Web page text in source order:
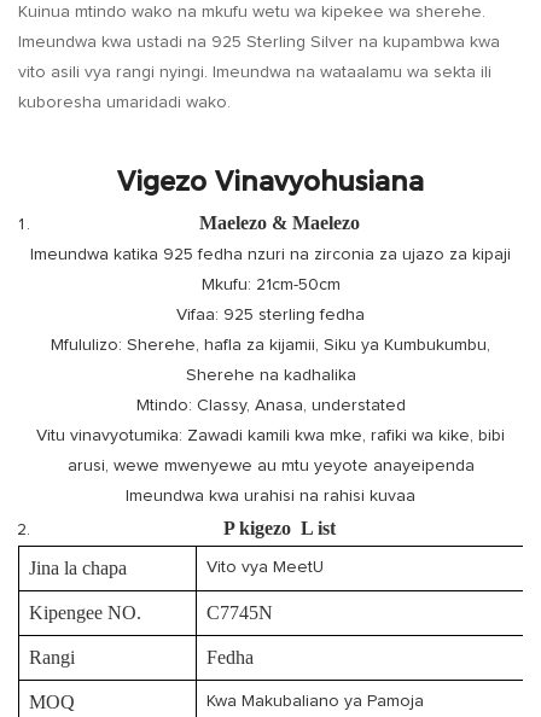
Kuinua mtindo wako na mkufu wetu wa kipekee wa sherehe.
Imeundwa kwa ustadi na 925 Sterling Silver na kupambwa kwa
vito asili vya rangi nyingi. Imeundwa na wataalamu wa sekta ili
kuboresha umaridadi wako.
Vigezo Vinavyohusiana
Maelezo & Maelezo
Imeundwa katika 925 fedha nzuri na zirconia za ujazo za kipaji
Mkufu: 21cm-50cm
Vifaa: 925 sterling fedha
Mfululizo: Sherehe, hafla za kijamii, Siku ya Kumbukumbu,
Sherehe na kadhalika
Mtindo: Classy, ​​Anasa, understated
Vitu vinavyotumika: Zawadi kamili kwa mke, rafiki wa kike, bibi
arusi, wewe mwenyewe au mtu yeyote anayeipenda
Imeundwa kwa urahisi na rahisi kuvaa
Pkigezo List
Jina la chapa
Vito vya MeetU
Kipengee NO. C7745N
Rangi Fedha
MOQ Kwa Makubaliano ya Pamoja